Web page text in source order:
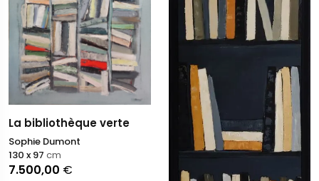
La bibliothèque verte
Sophie Dumont
7.500,00 €
130 x 97 cm